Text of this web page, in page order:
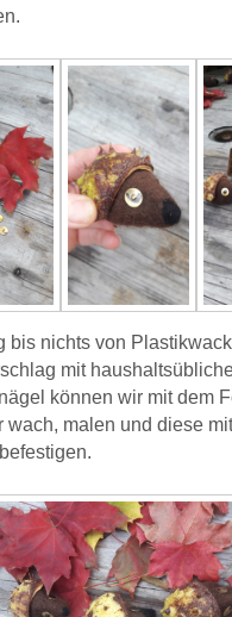
bis nichts von
mit
können wir mit dem
wach, malen und diese